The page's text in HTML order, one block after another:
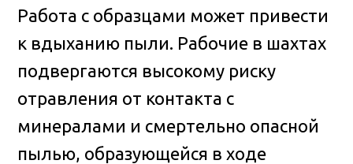
Работа с образцами может привести
к вдыханию пыли. Рабочие в шахтах
подвергаются высокому риску
отравления от контакта с
минералами и смертельно опасной
пылью, образующейся в ходе